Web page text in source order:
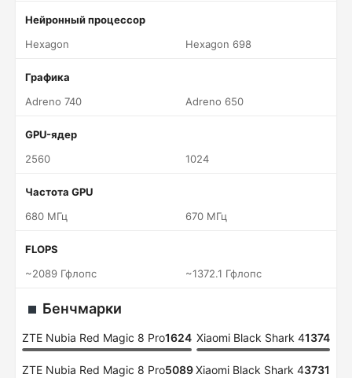
Нейронный процессор
Hexagon
Hexagon 698
Графика
Adreno 740
Adreno 650
GPU-ядер
2560
1024
Частота GPU
680 МГц
670 МГц
FLOPS
~2089 Гфлопс
~1372.1 Гфлопс
Бенчмарки
ZTE Nubia Red Magic 8 Pro1624 Xiaomi Black Shark 41374
ZTE Nubia Red Magic 8 Pro5089Xiaomi Black Shark 43731